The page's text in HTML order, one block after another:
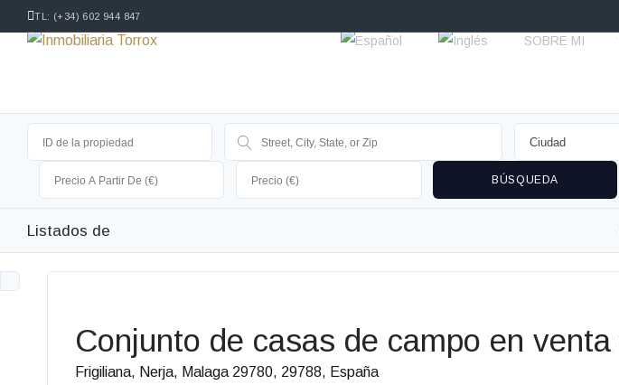
TL: (+34) 602 944 847
SOBRE MI
Listados de
Conjunto de casas de campo en
Frigiliana, Nerja, Malaga 29780, 29788, España